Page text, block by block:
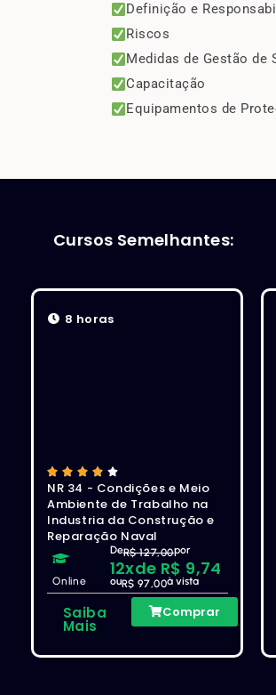
Definição e
Riscos
Medidas de Gestão de
Capacitação
Equipamentos de
Cursos Semelhantes:
8 horas
NR 34 - Condições e Meio
Ambiente de Trabalho na
Industria da Construção e
Reparação Naval
Online
DeR$ 127,00por
12xde R$ 9,74
ouR$ 97,00à vista
Saiba
Mais
Comprar